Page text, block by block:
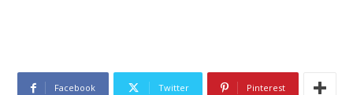
Facebook Twitter Pinterest